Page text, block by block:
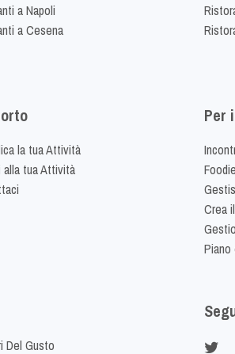
a Napoli
a Cesena
la tua Attività
alla tua Attività
Per
Crea
Piano
Del Gusto